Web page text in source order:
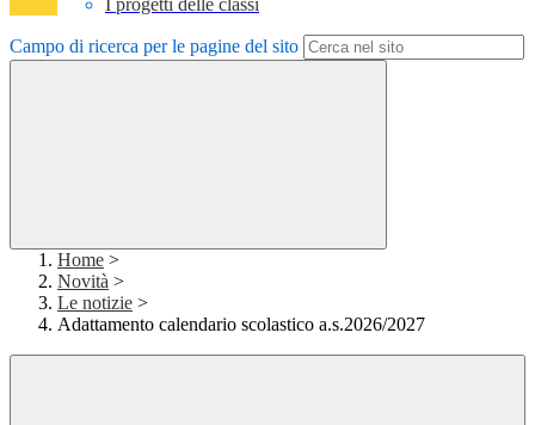
I progetti delle classi
Campo di ricerca per le pagine del sito
Home >
Novità >
Le notizie >
Adattamento calendario scolastico a.s.2026/2027